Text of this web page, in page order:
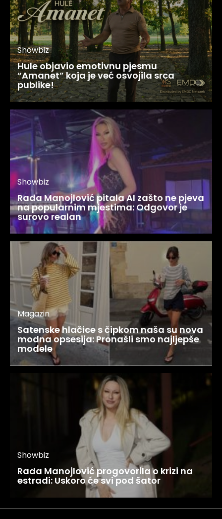
Showbiz
Hule objavio emotivnu pjesmu
“Amanet” koja je već osvojila srca
publike!
Showbiz
Rada Manojlović pitala AI zašto ne pjeva
na popularnim mjestima: Odgovor je
surovo realan
Magazin
Satenske hlačice s čipkom naša su nova
modna opsesija: Pronašli smo najljepše
modele
Showbiz
Rada Manojlović progovorila o krizi na
estradi: Uskoro će svi pod šator